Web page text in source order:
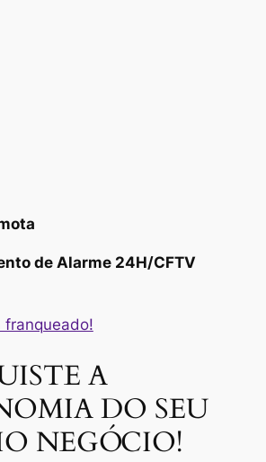
de Alarme 24H/CFTV
franqueado!
A
DO SEU
NEGÓCIO!